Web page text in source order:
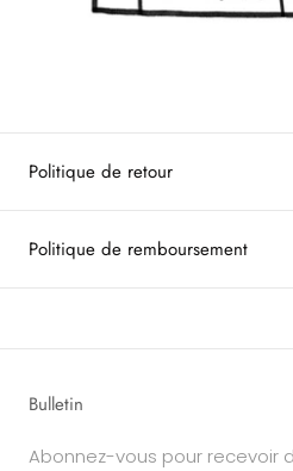
Politique de retour
Politique de remboursement
Bulletin
Abonnez-vous pour recevoir